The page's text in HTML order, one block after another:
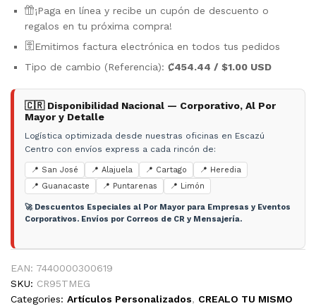
¡Paga en línea y recibe un cupón de descuento o
regalos en tu próxima compra!
Emitimos factura electrónica en todos tus pedidos
Tipo de cambio (Referencia): ₡454.44 / $1.00 USD
🇨🇷 Disponibilidad Nacional — Corporativo, Al Por
Mayor y Detalle
Logística optimizada desde nuestras oficinas en Escazú
Centro con envíos express a cada rincón de:
📍 San José 📍 Alajuela 📍 Cartago
📍 Heredia
📍 Guanacaste
📍 Puntarenas 📍 Limón
🚀 Descuentos Especiales al Por Mayor para Empresas y Eventos
Corporativos. Envíos por Correos de CR y Mensajería.
EAN: 7440000300619
SKU: CR95TMEG
Categories: Artículos Personalizados, CREALO TU MISMO